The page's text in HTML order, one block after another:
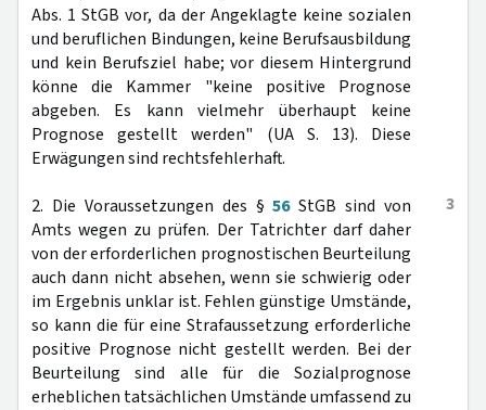
Abs. 1 StGB vor, da der Angeklagte keine sozialen
und beruflichen Bindungen, keine Berufsausbildung
und kein Berufsziel habe; vor diesem Hintergrund
könne die Kammer "keine positive Prognose
abgeben. Es kann vielmehr überhaupt keine
Prognose gestellt werden" (UA S. 13). Diese
Erwägungen sind rechtsfehlerhaft.
3
2. Die Voraussetzungen des §56StGB sind von
Amts wegen zu prüfen. Der Tatrichter darf daher
von der erforderlichen prognostischen Beurteilung
auch dann nicht absehen, wenn sie schwierig oder
im Ergebnis unklar ist. Fehlen günstige Umstände,
so kann die für eine Strafaussetzung erforderliche
positive Prognose nicht gestellt werden. Bei der
Beurteilung sind alle für die Sozialprognose
erheblichen tatsächlichen Umstände umfassend zu